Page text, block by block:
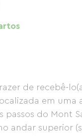
de recebê-
em uma
passos do Mont
andar superior